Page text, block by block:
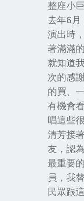
整座小
去年6
演出時
著滿滿
就知道
次的感
的買、
有機會
唱這些
清芳接
友，認
最重要
員，我
民眾跟